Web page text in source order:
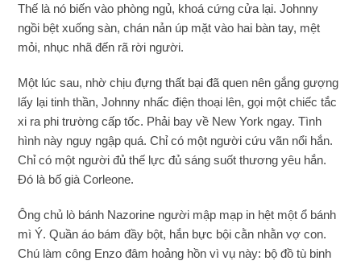
Thế là nó biến vào phòng ngủ, khoá cứng cửa lại. Johnny
ngồi bệt xuống sàn, chán nản úp mặt vào hai bàn tay, mệt
mỏi, nhục nhã đến rã rời người.
Một lúc sau, nhờ chịu đựng thất bại đã quen nên gắng gượng
lấy lại tinh thần, Johnny nhấc điện thoại lên, gọi một chiếc tắc
xi ra phi trường cấp tốc. Phải bay về New York ngay. Tình
hình này nguy ngập quá. Chỉ có một người cứu vãn nổi hắn.
Chỉ có một người đủ thế lực đủ sáng suốt thương yêu hắn.
Đó là bố già Corleone.
Ông chủ lò bánh Nazorine người mập mạp in hệt một ổ bánh
mì Ý. Quần áo bám đầy bột, hắn bực bội cằn nhằn vợ con.
Chú làm công Enzo đâm hoảng hồn vì vụ này: bộ đồ tù binh